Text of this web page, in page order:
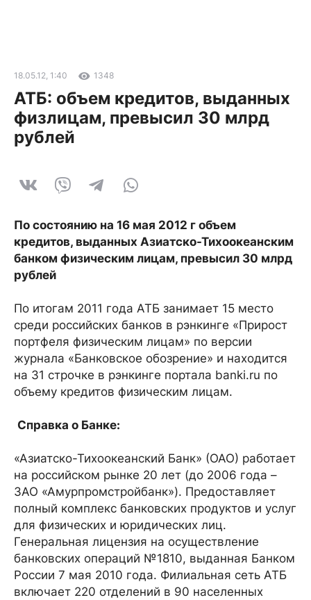
18.05.12, 1:40 1348
АТБ: объем кредитов, выданных
физлицам, превысил 30 млрд
рублей
По состоянию на 16 мая 2012 г объем
кредитов, выданных Азиатско-Тихоокеанским
банком физическим лицам, превысил 30 млрд
рублей
По итогам 2011 года АТБ занимает 15 место
среди российских банков в рэнкинге «Прирост
портфеля физическим лицам» по версии
журнала «Банковское обозрение» и находится
на 31 строчке в рэнкинге портала banki.ru по
объему кредитов физическим лицам.
Справка о Банке:
«Азиатско-Тихоокеанский Банк» (ОАО) работает
на российском рынке 20 лет (до 2006 года –
ЗАО «Амурпромстройбанк»). Предоставляет
полный комплекс банковских продуктов и услуг
для физических и юридических лиц.
Генеральная лицензия на осуществление
банковских операций №1810, выданная Банком
России 7 мая 2010 года. Филиальная сеть АТБ
включает 220 отделений в 90 населенных